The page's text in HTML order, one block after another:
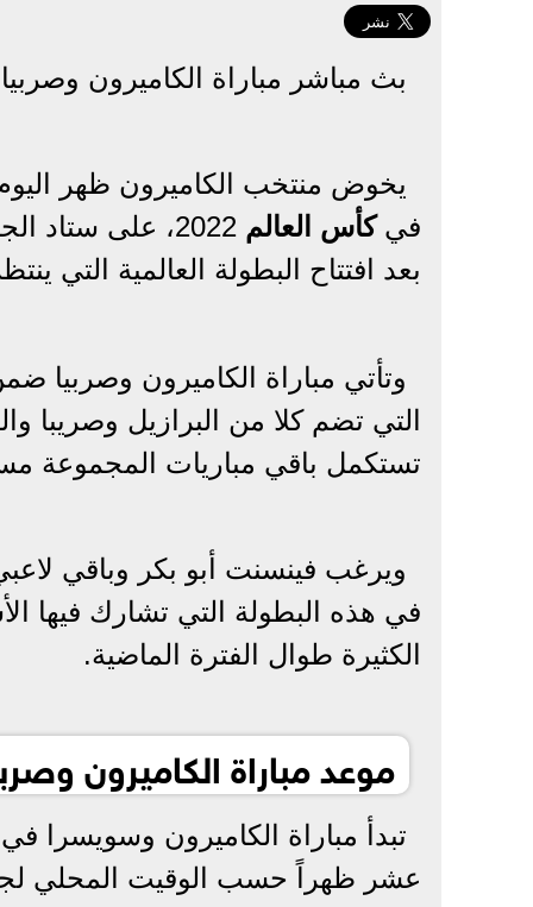
بث مباشر مباراة الكاميرون وصربيا
في كأس العالم
2022، على
بعد افتتاح البطولة العالمية التي
وتأتي مباراة الكاميرون وصربيا
التي تضم كلا من البرازيل وصريبا
تستكمل باقي مباريات المجموعة
ويرغب فينسنت أبو بكر وباقي
في هذه البطولة التي تشارك فيها
الكثيرة طوال الفترة الماضية.
موعد مباراة الكاميرون
عشر ظهراً حسب الوقيت المحلي